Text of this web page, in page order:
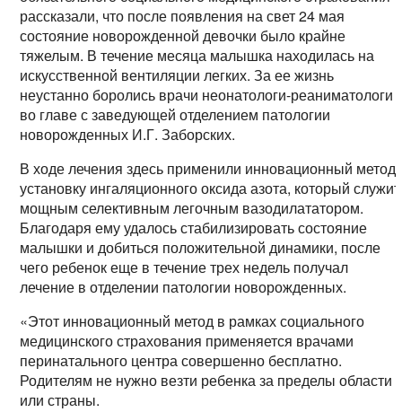
рассказали, что после появления на свет 24 мая
состояние новорожденной девочки было крайне
тяжелым. В течение месяца малышка находилась на
искусственной вентиляции легких. За ее жизнь
неустанно боролись врачи неонатологи-реаниматологи
во главе с заведующей отделением патологии
новорожденных И.Г. Заборских.
В ходе лечения здесь применили инновационный метод
установку ингаляционного оксида азота, который служит
мощным селективным легочным вазодилататором.
Благодаря ему удалось стабилизировать состояние
малышки и добиться положительной динамики, после
чего ребенок еще в течение трех недель получал
лечение в отделении патологии новорожденных.
«Этот инновационный метод в рамках социального
медицинского страхования применяется врачами
перинатального центра совершенно бесплатно.
Родителям не нужно везти ребенка за пределы области
или страны.